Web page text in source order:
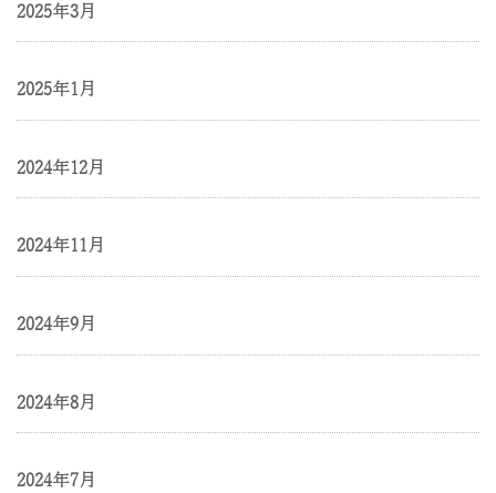
2025年3月
2025年1月
2024年12月
2024年11月
2024年9月
2024年8月
2024年7月